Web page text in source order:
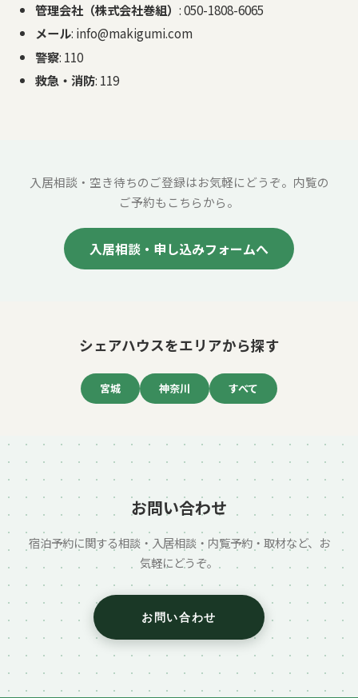
管理会社（株式会社巻組） : 050-1808-6065
メール: info@makigumi.com
警察: 110
救急・消防: 119
入居相談・空き待ちのご登録はお気軽にどうぞ。内覧の
ご予約もこちらから。
入居相談・申し込みフォームへ
シェアハウスをエリアから探す
宮城 神奈川 すべて
お問い合わせ
宿泊予約に関する相談・入居相談・内覧予約・取材など、お
気軽にどうぞ。
お問い合わせ